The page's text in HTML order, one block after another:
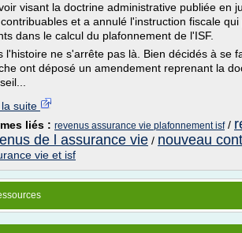
visant la doctrine administrative publiée en
et a annulé l'instruction fiscale
dans le calcul du plafonnement de l'ISF.
l'histoire ne s'arrête pas là. Bien décidés à se
ont déposé un amendement reprenant la
suite
liés : revenus assurance vie plafonnement isf/
de l assurance vie / nouveau
vie et isf